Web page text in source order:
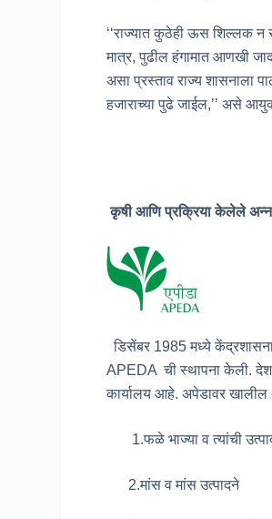
‘‘राज्यात कुठेही ऊस शिल्लक न
मात्र, पुढील हंगामात आणखी
असा प्रस्ताव राज्य शासनाला
हजाराच्या पुढे जाईल,’’ असे
कृषी आणि प्रक्रिया केलेले अन्न
डिसेंबर 1985 मध्ये
APEDA ची स्थापना केली.
कार्यालय आहे. अपेडावर खालील
1.फळे भाज्या व त्यांची
2.मांस व मांस